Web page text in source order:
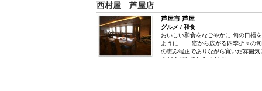
西村屋 芦屋店
芦屋市 芦屋
グルメ / 和食
おいしい和食をなごやかに 旬の口福
ように…… 窓から広がる四季折々の
の恵み端正でありながら寛いだ雰囲
をどうぞお愉しみください。